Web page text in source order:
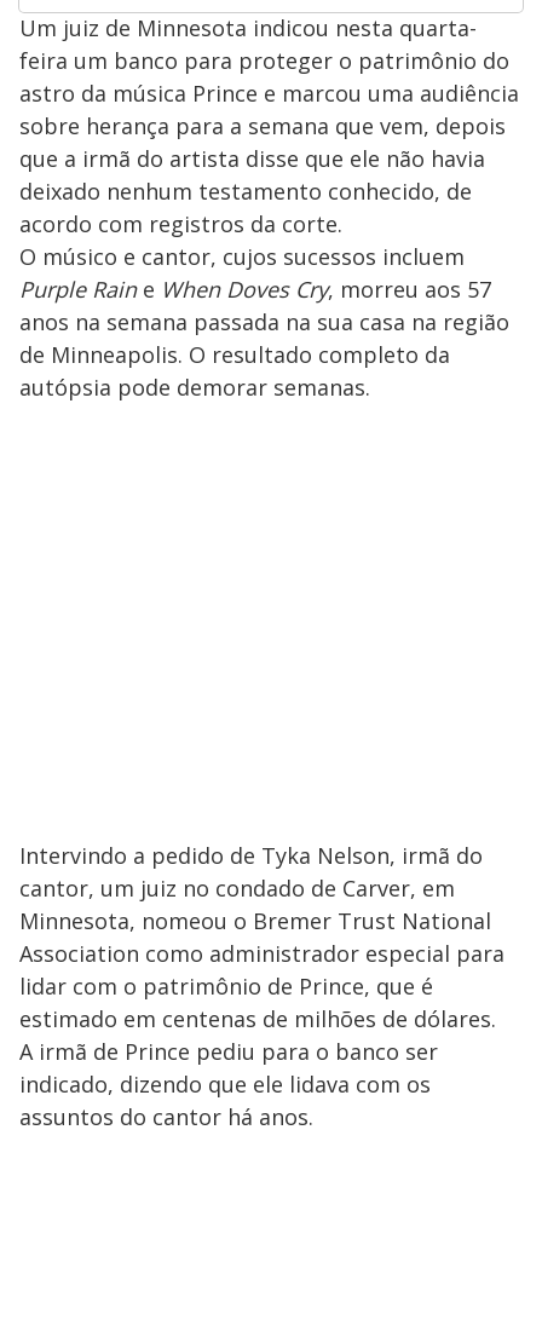
Um juiz de Minnesota indicou nesta quarta-
feira um banco para proteger o patrimônio do
astro da música Prince e marcou uma audiência
sobre herança para a semana que vem, depois
que a irmã do artista disse que ele não havia
deixado nenhum testamento conhecido, de
acordo com registros da corte.
O músico e cantor, cujos sucessos incluem
Purple Raine When Doves Cry, morreu aos 57
anos na semana passada na sua casa na região
de Minneapolis. O resultado completo da
autópsia pode demorar semanas.
Intervindo a pedido de Tyka Nelson, irmã do
cantor, um juiz no condado de Carver, em
Minnesota, nomeou o Bremer Trust National
Association como administrador especial para
lidar com o patrimônio de Prince, que é
estimado em centenas de milhões de dólares.
A irmã de Prince pediu para o banco ser
indicado, dizendo que ele lidava com os
assuntos do cantor há anos.